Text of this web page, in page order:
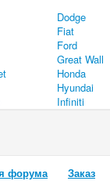
Dodge
Fiat
Ford
Great Wall
Honda
Hyundai
Infiniti
форума Заказ